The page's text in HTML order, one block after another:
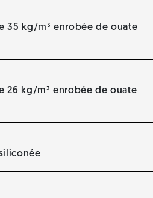
35 kg/m³ enrobée de ouate
26 kg/m³ enrobée de ouate